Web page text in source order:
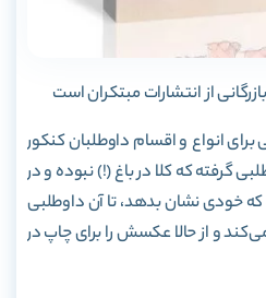
از انتشارات مبتکران است
انواع و اقسام داوطلبان کنکور
گرفته که کلا در باغ (!) نبوده و در
افتاده که خودی نشان بدهد، تا آن داوطلبی
و از حالا عکسش را برای چاپ در